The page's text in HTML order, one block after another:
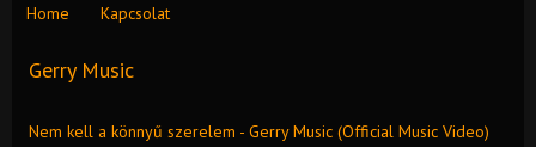
Home Kapcsolat
Gerry Music
Nem kell a könnyű szerelem - Gerry Music (Official Music Video)